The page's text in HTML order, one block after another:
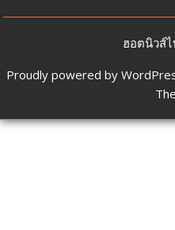
ฮอตนิวส์
Proudly powered by